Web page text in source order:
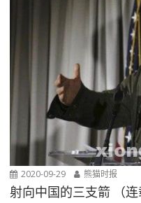
2020-09-29 熊猫时报
射向中国的三支箭 （连